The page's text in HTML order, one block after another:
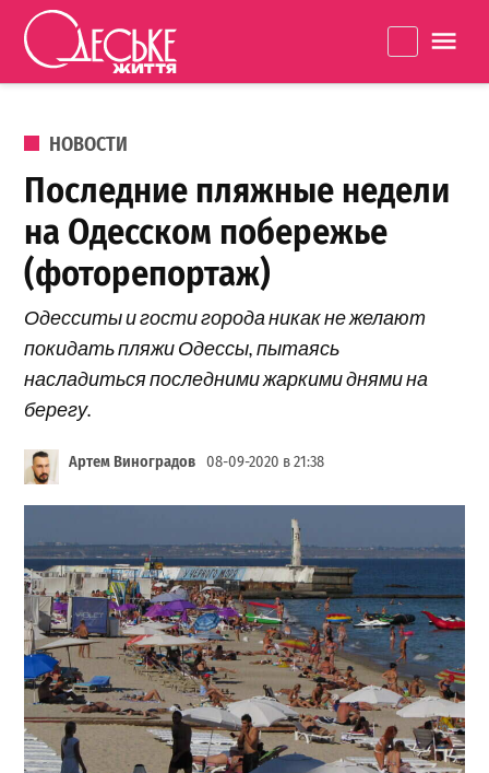
Перейти к содержанию
життя
ОПУБЛИКОВАНО В
НОВОСТИ
Последние пляжные недели
на Одесском побережье
(фоторепортаж)
Одесситы и гости города никак не желают
покидать пляжи Одессы, пытаясь
насладиться последними жаркими днями на
берегу.
Артем Виноградов 08-09-2020 в 21:38